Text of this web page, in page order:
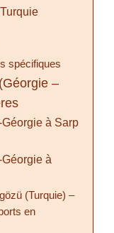
spécifiques
–
à Sarp
à
(Turquie) –
en